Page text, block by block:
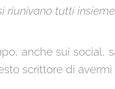
riunivano tutti
anche sui social,
scrittore di